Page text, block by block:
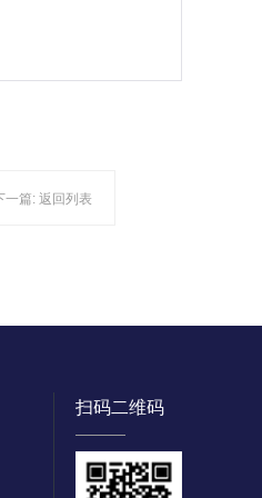
一篇: 返回列表
扫码二维码